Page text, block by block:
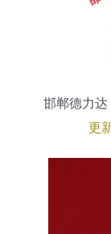
邯郸德力
更